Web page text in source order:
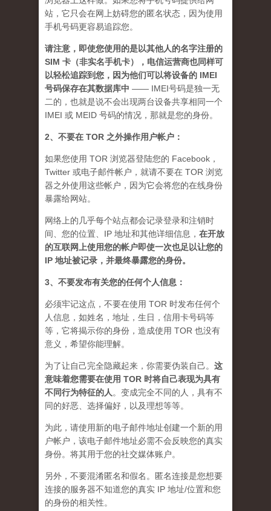
站，它只会在网上妨碍您的匿名状态，因为使用
手机号码更容易追踪您。
请注意，即使您使用的是以其他人的名字注册的
SIM 卡（非实名手机卡），电信运营商也同样可
以轻松追踪到您，因为他们可以将设备的 IMEI
号码保存在其数据库中 —— IMEI号码是独一无
二的，也就是说不会出现两台设备共享相同一个
IMEI 或 MEID 号码的情况，那就是您的身份。
2、不要在 TOR 之外操作用户帐户：
如果您使用 TOR 浏览器登陆您的 Facebook，
Twitter 或电子邮件帐户，就请不要在 TOR 浏览
器之外使用这些帐户，因为它会将您的在线身份
暴露给网站。
网络上的几乎每个站点都会记录登录和注销时
间、您的位置、IP 地址和其他详细信息， 在开放
的互联网上使用您的帐户即使一次也足以让您的
IP 地址被记录，并最终暴露您的身份。
3、不要发布有关您的任何个人信息：
必须牢记这点，不要在使用 TOR 时发布任何个
人信息，如姓名，地址，生日，信用卡号码等
等，它将揭示你的身份，造成使用 TOR 也没有
意义，希望你能理解。
为了让自己完全隐藏起来，你需要伪装自己。 这
意味着您需要在使用 TOR 时将自己表现为具有
不同行为特征的人 。 变成完全不同的人，具有不
同的好恶、选择偏好，以及理想等等。
为此，请使用新的电子邮件地址创建一个新的用
户帐户，该电子邮件地址必需不会反映您的真实
身份。将其用于您的社交媒体账户。
另外，不要混淆匿名和假名。匿名连接是您想要
连接的服务器不知道您的真实 IP 地址/位置和您
的身份的相关性。